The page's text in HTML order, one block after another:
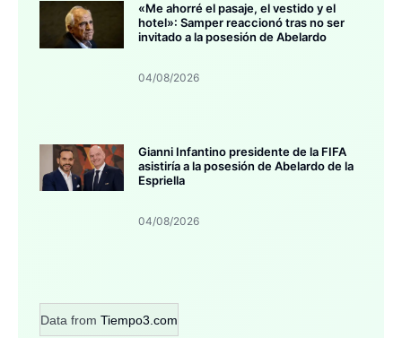
«Me ahorré el pasaje, el vestido y el
hotel»: Samper reaccionó tras no ser
invitado a la posesión de Abelardo
04/08/2026
Gianni Infantino presidente de la FIFA
asistiría a la posesión de Abelardo de la
Espriella
04/08/2026
Data from Tiempo3.com